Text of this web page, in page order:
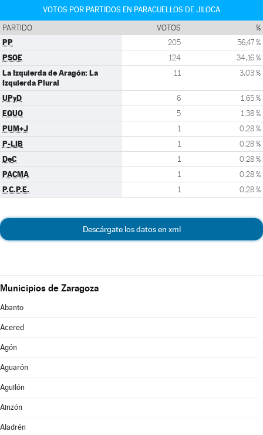
VOTOS POR PARTIDOS EN PARACUELLOS DE JILOCA
PARTIDO VOTOS %
PP 205 56,47 %
PSOE 124 34,16 %
La Izquierda de Aragón: La
Izquierda Plural
11 3,03 %
UPyD 6 1,65 %
EQUO 5 1,38 %
PUM+J 1 0,28 %
P-LIB 1 0,28 %
DeC 1 0,28 %
PACMA 1 0,28 %
P.C.P.E. 1 0,28 %
Descárgate los datos en xml
Municipios de Zaragoza
Abanto
Acered
Agón
Aguarón
Aguilón
Ainzón
Aladrén